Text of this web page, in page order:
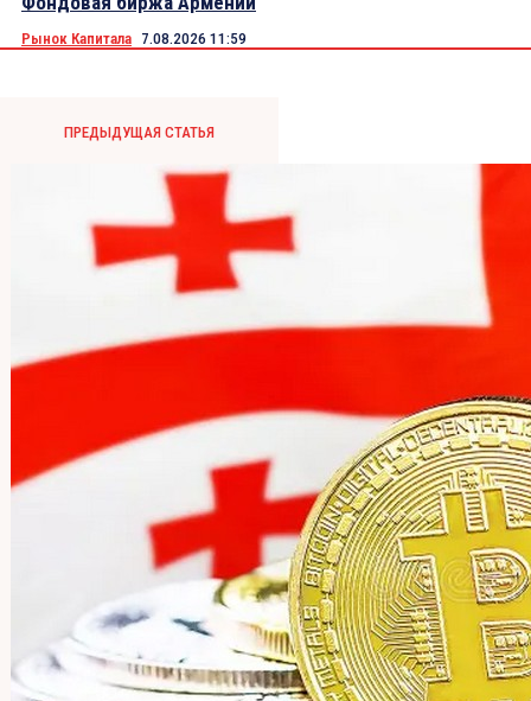
Рынок Капитала 7.08.2026 11:59
ПРЕДЫДУЩАЯ СТАТЬЯ